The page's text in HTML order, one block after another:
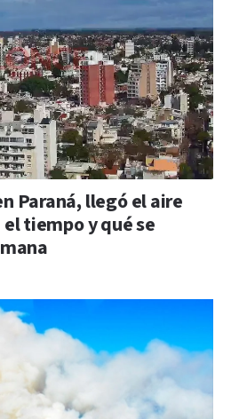
Paraná, llegó el aire
tiempo y qué se